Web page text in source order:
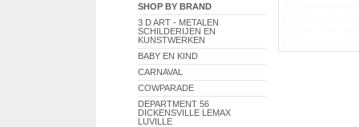
SHOP BY BRAND
3 D ART - METALEN
SCHILDERIJEN EN
KUNSTWERKEN
BABY EN KIND
CARNAVAL
COWPARADE
DEPARTMENT 56
DICKENSVILLE LEMAX
LUVILLE